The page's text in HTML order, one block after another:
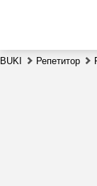
BUKI Репетитор